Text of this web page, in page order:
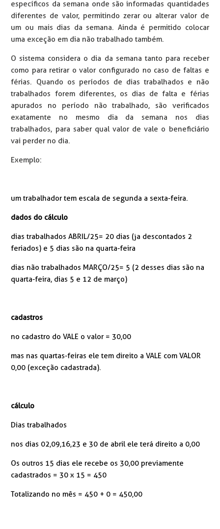
específicos da semana onde são informadas quantidades
diferentes de valor, permitindo zerar ou alterar valor de
um ou mais dias da semana. Ainda é permitido colocar
uma exceção em dia não trabalhado também.
O sistema considera o dia da semana tanto para receber
como para retirar o valor configurado no caso de faltas e
férias. Quando os períodos de dias trabalhados e não
trabalhados forem diferentes, os dias de falta e férias
apurados no período não trabalhado, são verificados
exatamente no mesmo dia da semana nos dias
trabalhados, para saber qual valor de vale o beneficiário
vai perder no dia.
Exemplo:
um trabalhador tem escala de segunda a sexta-feira.
dados do cálculo
dias trabalhados ABRIL/25= 20 dias (ja descontados 2
feriados) e 5 dias são na quarta-feira
dias não trabalhados MARÇO/25= 5 (2 desses dias são na
quarta-feira, dias 5 e 12 de março)
cadastros
no cadastro do VALE o valor = 30,00
mas nas quartas-feiras ele tem direito a VALE com VALOR
0,00 (exceção cadastrada).
cálculo
Dias trabalhados
nos dias 02,09,16,23 e 30 de abril ele terá direito a 0,00
Os outros 15 dias ele recebe os 30,00 previamente
cadastrados = 30 x 15 = 450
Totalizando no mês = 450 + 0 = 450,00